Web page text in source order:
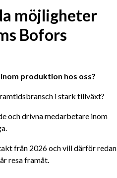
möjligheter
Bofors
produktion hos oss?
i stark tillväxt?
från 2026 och vill därför redan
resa framåt.